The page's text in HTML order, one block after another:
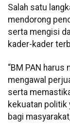
Salah satu
mendorong
serta mengisi
kader-kader
“BM PAN harus
mengawal
serta
kekuatan politik
bagi